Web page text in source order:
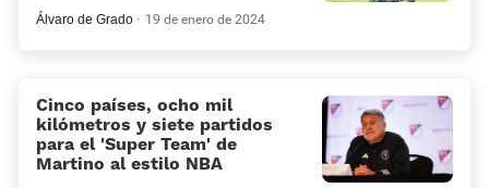
Álvaro de Grado 19 de enero de 2024
Cinco países, ocho mil
kilómetros y siete partidos
para el 'Super Team' de
Martino al estilo NBA